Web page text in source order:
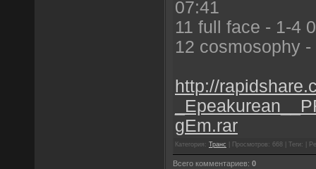
07:41
11 full face - 1-4
12 cosmosophy
http://
gEm.rar
Категория: Транс | Просмотров: 668 | Теги: |
Всего комментариев: 0